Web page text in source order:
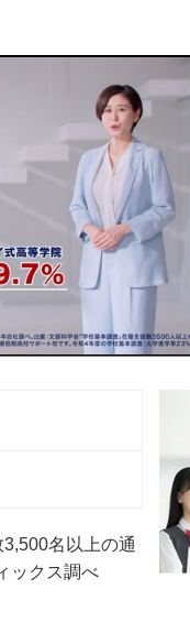
名以上の通
ックス調べ